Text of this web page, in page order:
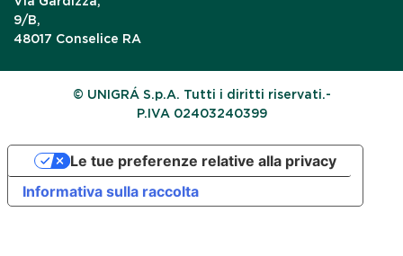
9/B,
48017 Conselice RA
© UNIGRÁ S.p.A. Tutti i diritti riservati.-
P.IVA 02403240399
Informativa sulla raccolta
Le tue preferenze relative alla privacy